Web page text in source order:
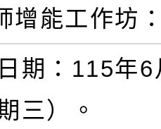
增能工作坊
期：115年
三）。